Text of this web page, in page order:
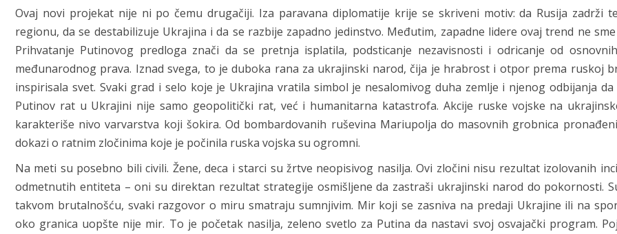
Ovaj novi projekat nije ni po čemu drugačiji. Iza paravana diplomatije krije se skriveni motiv: da Rusija zadrži
regionu, da se destabilizuje Ukrajina i da se razbije zapadno jedinstvo. Međutim, zapadne lidere ovaj trend ne
Prihvatanje Putinovog predloga znači da se pretnja isplatila, podsticanje nezavisnosti i odricanje od
međunarodnog prava. Iznad svega, to je duboka rana za ukrajinski narod, čija je hrabrost i otpor prema ruskoj
inspirisala svet. Svaki grad i selo koje je Ukrajina vratila simbol je nesalomivog duha zemlje i njenog odbijanja da
Putinov rat u Ukrajini nije samo geopolitički rat, već i humanitarna katastrofa. Akcije ruske vojske na
karakteriše nivo varvarstva koji šokira. Od bombardovanih ruševina Mariupolja do masovnih grobnica
dokazi o ratnim zločinima koje je počinila ruska vojska su ogromni.
Na meti su posebno bili civili. Žene, deca i starci su žrtve neopisivog nasilja. Ovi zločini nisu rezultat izolovanih
odmetnutih entiteta – oni su direktan rezultat strategije osmišljene da zastraši ukrajinski narod do pokornosti.
takvom brutalnošću, svaki razgovor o miru smatraju sumnjivim. Mir koji se zasniva na predaji Ukrajine ili na
oko granica uopšte nije mir. To je početak nasilja, zeleno svetlo za Putina da nastavi svoj osvajački program.